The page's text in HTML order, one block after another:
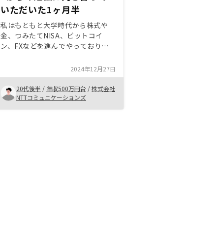
いただいた1ヶ月半
私はもともと大学時代から株式や
金、つみたてNISA、ビットコイ
ン、FXなどを進んでやっておりま
昨今話題になっている貴社サービス
を知り、お話をお伺いしようと思い
ました。 もともと、不動産投資自
体には興味があり、一方で領域とし
ても難しいことからなかなか手を出
2024年12月27日
20代後半 / 年収500万円台 /株式会社
NTTコミュニケーションズ